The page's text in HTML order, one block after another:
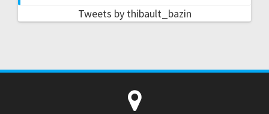
Tweets by thibault_bazin